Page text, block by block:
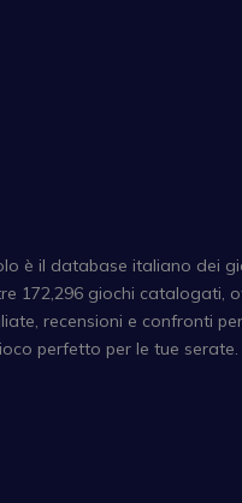
è il database italiano dei
172,296 giochi catalogati,
recensioni e confronti
perfetto per le tue serate.